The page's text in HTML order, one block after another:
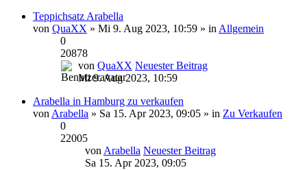
Teppichsatz Arabella
von QuaXX » Mi 9. Aug 2023, 10:59 » in Allgemein
0
20878
von QuaXX Neuester Beitrag
Mi 9. Aug 2023, 10:59
Arabella in Hamburg zu verkaufen
von Arabella » Sa 15. Apr 2023, 09:05 » in Zu Verkaufen
0
22005
von Arabella Neuester Beitrag
Sa 15. Apr 2023, 09:05